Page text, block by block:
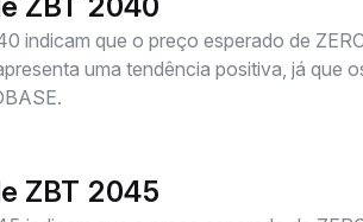
indicam que o preço esperado de
uma tendência positiva, já que
ZBT 2045